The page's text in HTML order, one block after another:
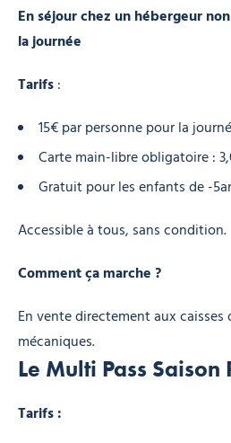
En séjour chez un hébergeur
la journée
Tarifs:
15€ par personne pour la
Carte main-libre obligatoire :
Gratuit pour les enfants de -
Accessible à tous, sans condition.
Comment ça marche ?
En vente directement aux caisses
mécaniques.
Le Multi Pass Saison
Tarifs :